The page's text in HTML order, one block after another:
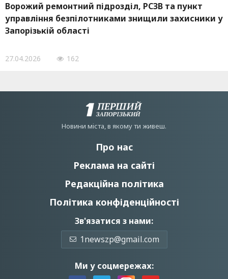
Ворожий ремонтний підрозділ, РСЗВ та пункт
управління безпілотниками знищили захисники у
Запорізькій області
27.04.2026 162
Новини мiста, в якому ти живеш.
Про нас
Реклама на сайті
Редакційна політика
Політика конфіденційності
Зв'язатися з нами:
1newszp@gmail.com
Ми у соцмережах: